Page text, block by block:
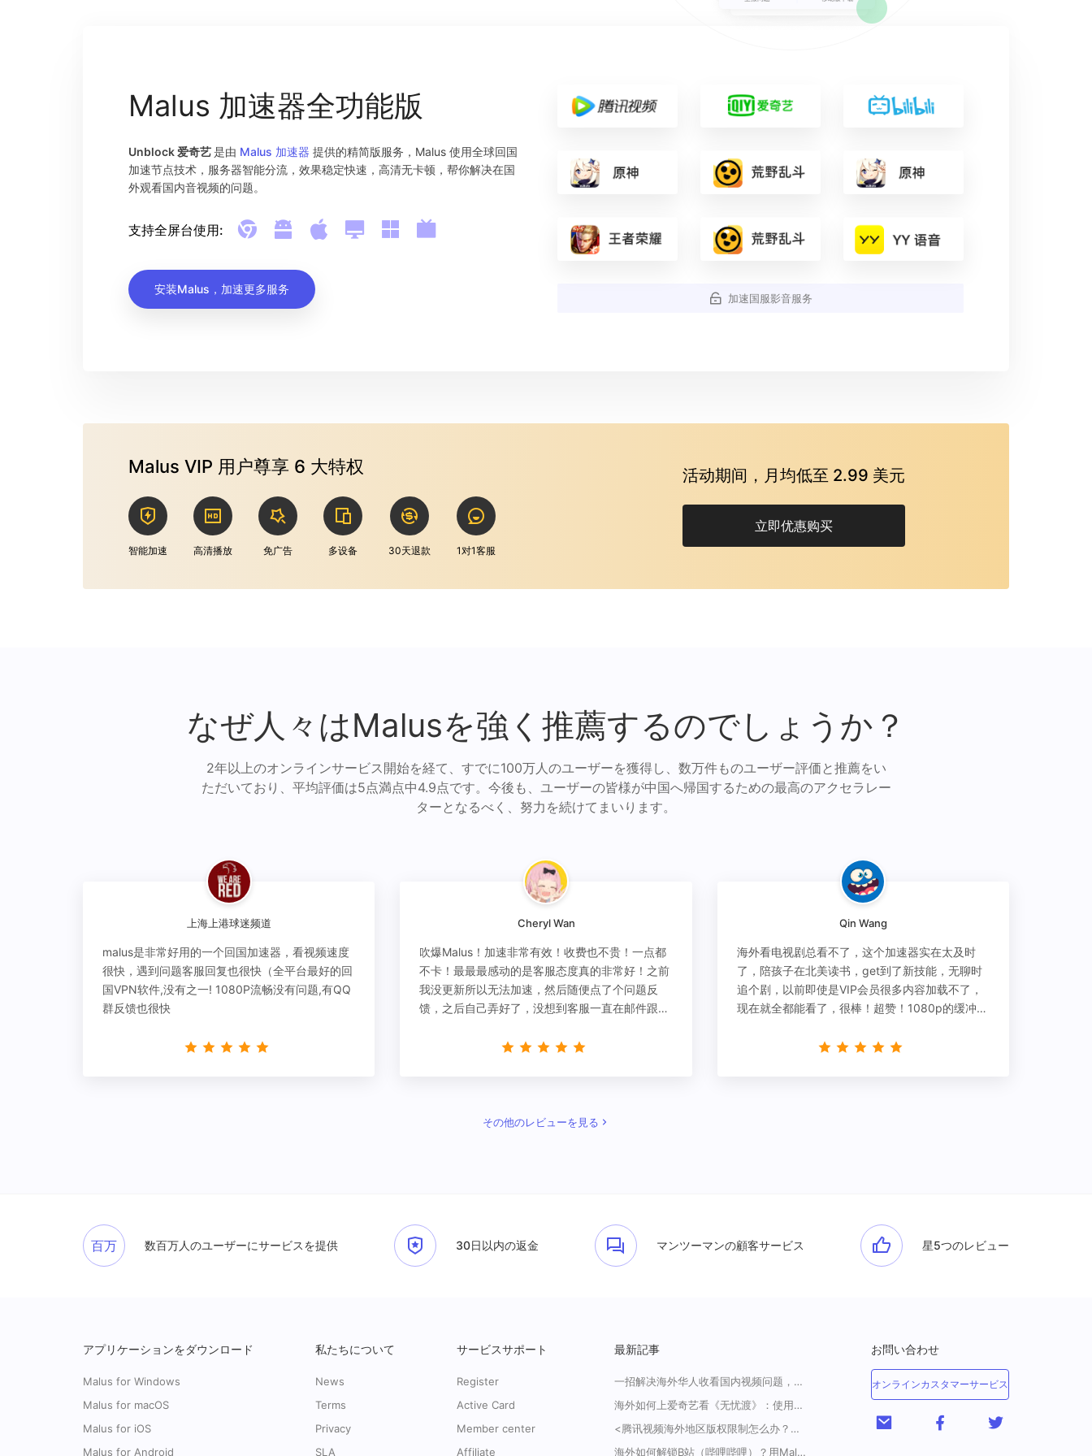
Malus 加速器全功能版
Unblock 爱奇艺是由 Malus 加速器 提供的精简版服务，Malus 使用全球回国
加速节点技术，服务器智能分流，效果稳定快速，高清无卡顿，帮你解决在国
外观看国内音视频的问题。
支持全屏台使用:
安装Malus，加速更多服务
加速国服影音服务
Malus VIP 用户尊享 6 大特权
智能加速 高清播放 免广告 多设备 30天退款 1对1客服
活动期间，月均低至 2.99 美元
立即优惠购买
なぜ人々はMalusを強く推薦するのでしょうか？
2年以上のオンラインサービス開始を経て、すでに100万人のユーザーを獲得し、数万件ものユーザー評価と推薦をい
ただいており、平均評価は5点満点中4.9点です。今後も、ユーザーの皆様が中国へ帰国するための最高のアクセラレー
ターとなるべく、努力を続けてまいります。
上海上港球迷频道
malus是非常好用的一个回国加速器，看视频速度
很快，遇到问题客服回复也很快（全平台最好的回
国VPN软件,没有之一! 1080P流畅没有问题,有QQ
群反馈也很快
Cheryl Wan
吹爆Malus！加速非常有效！收费也不贵！一点都
不卡！最最最感动的是客服态度真的非常好！之前
我没更新所以无法加速，然后随便点了个问题反
馈，之后自己弄好了，没想到客服一直在邮件跟
Qin Wang
海外看电视剧总看不了，这个加速器实在太及时
了，陪孩子在北美读书，get到了新技能，无聊时
追个剧，以前即使是VIP会员很多内容加载不了，
现在就全都能看了，很棒！超赞！1080p的缓冲完
その他のレビューを見る
百万 数百万人のユーザーにサービスを提供 30日以内の返金 マンツーマンの顧客サービス 星5つのレビュー
アプリケーションをダウンロード
Malus for Windows
Malus for macOS
Malus for iOS
Malus for Android
私たちについて
News
Terms
Privacy
SLA
サービスサポート
Register
Active Card
Member center
Affiliate
最新記事
一招解决海外华人收看国内视频问题，强烈安利！
海外如何上爱奇艺看《无忧渡》：使用Malus加速器一键解除地域限制
<腾讯视频海外地区版权限制怎么办？破解腾讯TV地域限制的办法>
海外如何解锁B站（哔哩哔哩）？用Malus加速器解除地域限制，一键流畅追番
お問い合わせ
オンラインカスタマーサービス